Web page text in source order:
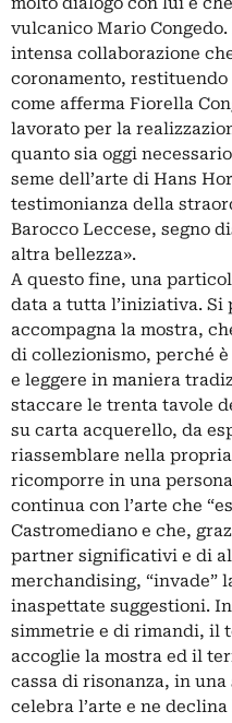
vulcanico Mario
intensa collaborazione
coronamento,
come afferma Fiorella
lavorato per la
quanto sia oggi
seme dell’arte di Hans
testimonianza della
Barocco Leccese, segno
altra bellezza».
A questo fine, una
data a tutta l’iniziativa. Si
accompagna la mostra,
di collezionismo, perché
e leggere in maniera
staccare le trenta tavole
su carta acquerello, da
riassemblare nella
ricomporre in una
continua con l’arte che
Castromediano e che,
partner significativi e di
merchandising, “invade”
inaspettate suggestioni.
simmetrie e di rimandi, il
accoglie la mostra ed il
cassa di risonanza, in
celebra l’arte e ne